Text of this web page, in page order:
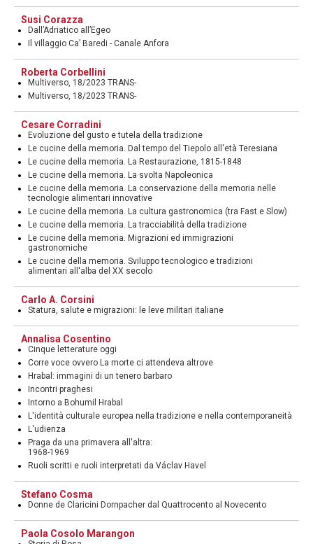
Susi Corazza
Dall’Adriatico all’Egeo
Il villaggio Ca’ Baredi - Canale Anfora
Roberta Corbellini
Multiverso, 18/2023 TRANS-
Multiverso, 18/2023 TRANS-
Cesare Corradini
Evoluzione del gusto e tutela della tradizione
Le cucine della memoria. Dal tempo del Tiepolo all'età Teresiana
Le cucine della memoria. La Restaurazione, 1815-1848
Le cucine della memoria. La svolta Napoleonica
Le cucine della memoria. La conservazione della memoria nelle
tecnologie alimentari innovative
Le cucine della memoria. La cultura gastronomica (tra Fast e Slow)
Le cucine della memoria. La tracciabilità della tradizione
Le cucine della memoria. Migrazioni ed immigrazioni
gastronomiche
Le cucine della memoria. Sviluppo tecnologico e tradizioni
alimentari all'alba del XX secolo
Carlo A. Corsini
Statura, salute e migrazioni: le leve militari italiane
Annalisa Cosentino
Cinque letterature oggi
Corre voce ovvero La morte ci attendeva altrove
Hrabal: immagini di un tenero barbaro
Incontri praghesi
Intorno a Bohumil Hrabal
L'identità culturale europea nella tradizione e nella contemporaneità
L'udienza
Praga da una primavera all'altra:
1968-1969
Ruoli scritti e ruoli interpretati da Václav Havel
Stefano Cosma
Donne de Claricini Dornpacher dal Quattrocento al Novecento
Paola Cosolo Marangon